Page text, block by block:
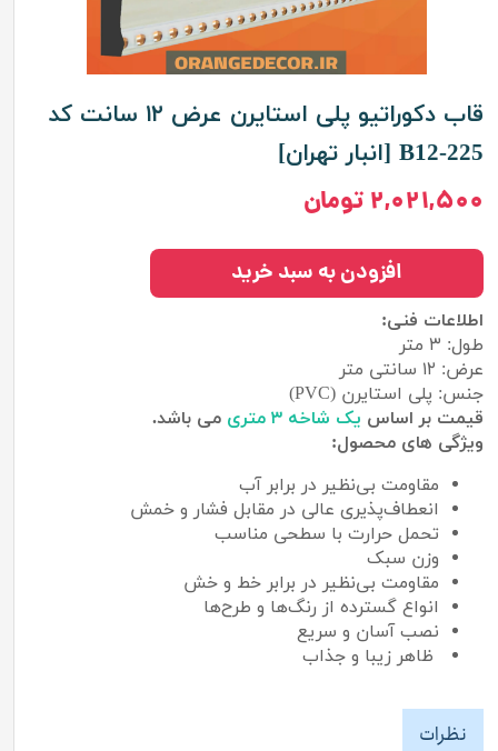
قاب دکوراتیو پلی استایرن عرض ۱۲ سانت کد
B12-225 [انبار تهران]
۲,۰۲۱,۵۰۰ تومان
اطلاعات فنی:
طول: ۳ متر
عرض: ۱۲ سانتی متر
جنس: پلی استایرن (PVC)
قیمت بر اساس یک شاخه ۳ متری
می باشد.
ویژگی های محصول:
مقاومت بی‌نظیر در برابر آب
انعطاف‌پذیری عالی در مقابل فشار و خمش
تحمل حرارت با سطحی مناسب
وزن سبک
مقاومت بی‌نظیر در برابر خط و خش
انواع گسترده از رنگ‌ها و طرح‌ها
نصب آسان و سریع
ظاهر زیبا و جذاب
افزودن به سبد خرید
نظرات